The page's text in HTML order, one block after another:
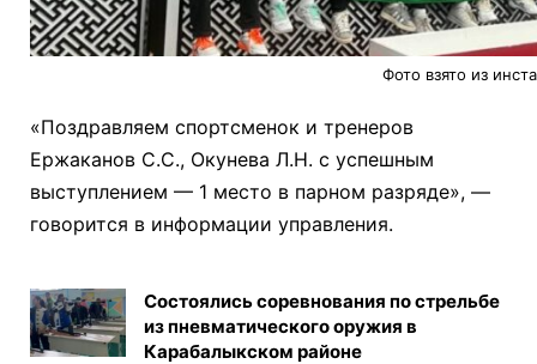
Фото взято из
«Поздравляем спортсменок и тренеров
Ержаканов С.С., Окунева Л.Н. с успешным
выступлением — 1 место в парном разряде», —
говорится в информации управления.
Состоялись соревнования по стрельбе
из пневматического оружия в
Карабалыкском районе